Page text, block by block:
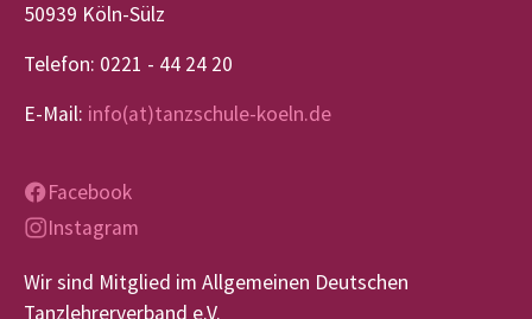
50939 Köln-Sülz
Telefon: 0221 - 44 24 20
E-Mail: info(at)tanzschule-koeln.de
Facebook
Instagram
Wir sind Mitglied im Allgemeinen Deutschen
Tanzlehrerverband e.V.